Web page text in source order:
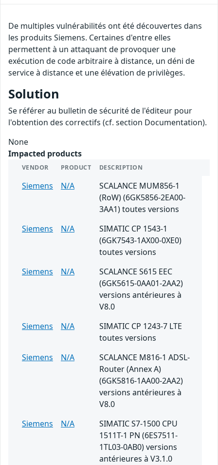
De multiples vulnérabilités ont été découvertes dans
les produits Siemens. Certaines d'entre elles
permettent à un attaquant de provoquer une
exécution de code arbitraire à distance, un déni de
service à distance et une élévation de privilèges.
Solution
Se référer au bulletin de sécurité de l'éditeur pour
l'obtention des correctifs (cf. section Documentation).
None
Impacted products
VENDOR PRODUCT DESCRIPTION
Siemens N/A
SCALANCE MUM856-1
(RoW) (6GK5856-2EA00-
3AA1) toutes versions
Siemens
N/A
SIMATIC CP 1543-1
(6GK7543-1AX00-0XE0)
toutes versions
Siemens
N/A
SCALANCE S615 EEC
(6GK5615-0AA01-2AA2)
versions antérieures à
V8.0
Siemens
N/A
SIMATIC CP 1243-7 LTE
toutes versions
Siemens
N/A
SCALANCE M816-1 ADSL-
Router (Annex A)
(6GK5816-1AA00-2AA2)
versions antérieures à
V8.0
Siemens
N/A
SIMATIC S7-1500 CPU
1511T-1 PN (6ES7511-
1TL03-0AB0) versions
antérieures à V3.1.0